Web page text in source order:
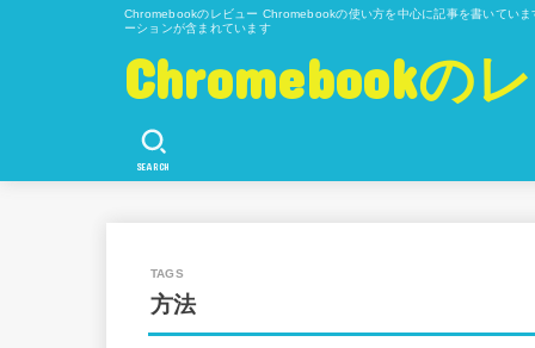
Chromebookのレビュー Chromebookの使い方を中心に記事を書いてい
ーションが含まれています
Chromebookの
SEARCH
方法